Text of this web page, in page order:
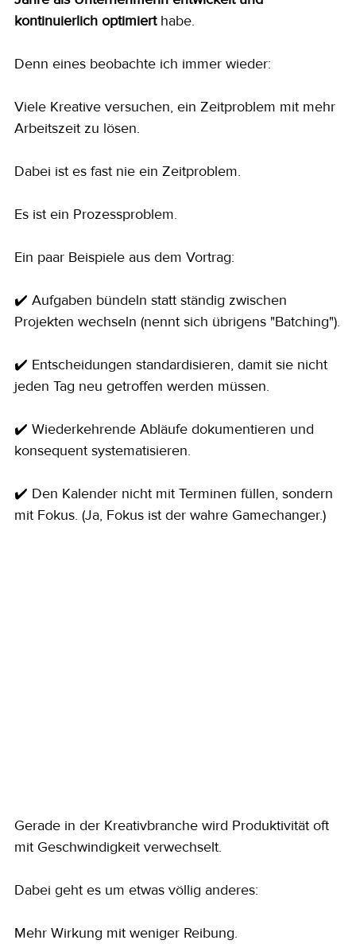
kontinuierlich optimiert habe.
Denn eines beobachte ich immer wieder:
Viele Kreative versuchen, ein Zeitproblem mit mehr
Arbeitszeit zu lösen.
Dabei ist es fast nie ein Zeitproblem.
Es ist ein Prozessproblem.
Ein paar Beispiele aus dem Vortrag:
✔️ Aufgaben bündeln statt ständig zwischen
Projekten wechseln (nennt sich übrigens "Batching").
✔️ Entscheidungen standardisieren, damit sie nicht
jeden Tag neu getroffen werden müssen.
✔️ Wiederkehrende Abläufe dokumentieren und
konsequent systematisieren.
✔️ Den Kalender nicht mit Terminen füllen, sondern
mit Fokus. (Ja, Fokus ist der wahre Gamechanger.)
Gerade in der Kreativbranche wird Produktivität oft
mit Geschwindigkeit verwechselt.
Dabei geht es um etwas völlig anderes:
Mehr Wirkung mit weniger Reibung.